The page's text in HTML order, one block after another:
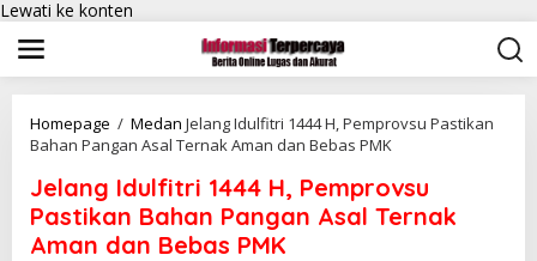
Lewati ke konten
Homepage / Medan Jelang Idulfitri 1444 H, Pemprovsu Pastikan
Bahan Pangan Asal Ternak Aman dan Bebas PMK
Jelang Idulfitri 1444 H, Pemprovsu
Pastikan Bahan Pangan Asal Ternak
Aman dan Bebas PMK